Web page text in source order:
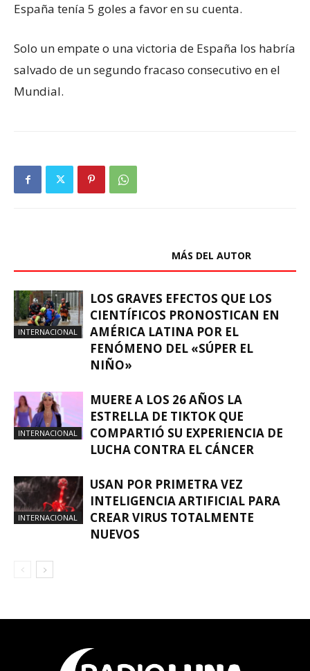
España tenía 5 goles a favor en su cuenta.
Solo un empate o una victoria de España los habría
salvado de un segundo fracaso consecutivo en el
Mundial.
MÁS DEL AUTOR
INTERNACIONAL
LOS GRAVES EFECTOS QUE LOS
CIENTÍFICOS PRONOSTICAN EN
AMÉRICA LATINA POR EL
FENÓMENO DEL «SÚPER EL
NIÑO»
INTERNACIONAL
MUERE A LOS 26 AÑOS LA
ESTRELLA DE TIKTOK QUE
COMPARTIÓ SU EXPERIENCIA DE
LUCHA CONTRA EL CÁNCER
INTERNACIONAL
USAN POR PRIMETRA VEZ
INTELIGENCIA ARTIFICIAL PARA
CREAR VIRUS TOTALMENTE
NUEVOS